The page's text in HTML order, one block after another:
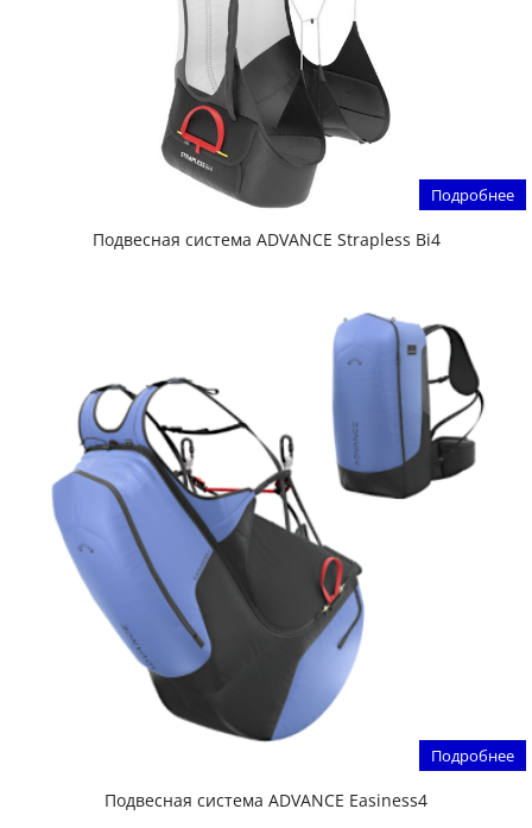
Подробнее
Подвесная система ADVANCE Strapless Bi4
Подробнее
Подвесная система ADVANCE Easiness4